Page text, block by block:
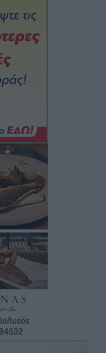
στο
και
ταινία
Χαρούλας
στο
Αυγούστου
Ρόδου